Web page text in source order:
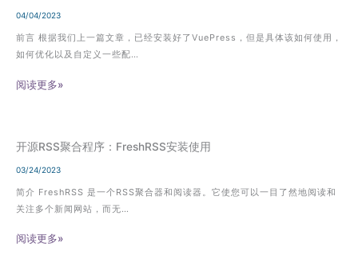
04/04/2023
前言 根据我们上一篇文章，已经安装好了VuePress，但是具体该如何使用，
如何优化以及自定义一些配…
阅读更多»
开源RSS聚合程序：FreshRSS安装使用
03/24/2023
简介 FreshRSS 是一个RSS聚合器和阅读器。它使您可以一目了然地阅读和
关注多个新闻网站，而无…
阅读更多»